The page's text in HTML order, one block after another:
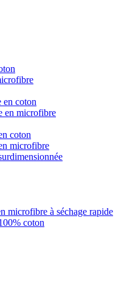
en coton
en microfibre
coton
microfibre
microfibre à séchage rapide
coton